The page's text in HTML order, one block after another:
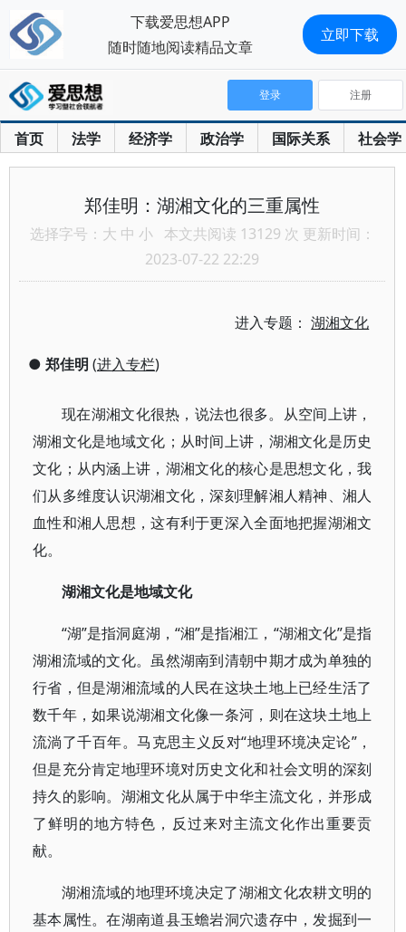
首页 法学 经济学 政治学 国际关系 社会学
登录 注册
郑佳明：湖湘文化的三重属性
选择字号： 大 中 小 本文共阅读 13129 次 更新时间：
2023-07-22 22:29
进入专题：湖湘文化
● 郑佳明 (进入专栏)
现在湖湘文化很热，说法也很多。从空间上讲，
湖湘文化是地域文化；从时间上讲，湖湘文化是历史
文化；从内涵上讲，湖湘文化的核心是思想文化，我
们从多维度认识湖湘文化，深刻理解湘人精神、湘人
血性和湘人思想，这有利于更深入全面地把握湖湘文
化。
湖湘文化是地域文化
“湖”是指洞庭湖，“湘”是指湘江，“湖湘文化”是指
湖湘流域的文化。虽然湖南到清朝中期才成为单独的
行省，但是湖湘流域的人民在这块土地上已经生活了
数千年，如果说湖湘文化像一条河，则在这块土地上
流淌了千百年。马克思主义反对“地理环境决定论”，
但是充分肯定地理环境对历史文化和社会文明的深刻
持久的影响。湖湘文化从属于中华主流文化，并形成
了鲜明的地方特色，反过来对主流文化作出重要贡
献。
湖湘流域的地理环境决定了湖湘文化农耕文明的
基本属性。在湖南道县玉蟾岩洞穴遗存中，发掘到一
下载爱思想APP
随时随地阅读精品文章
立即下载